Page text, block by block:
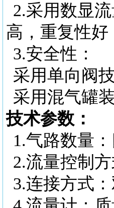
2.采用数显
高，重复性
3.安全性：
采用单向阀
采用混气罐
技术参数：
1.气路数量
2.流量控制
3.连接方式